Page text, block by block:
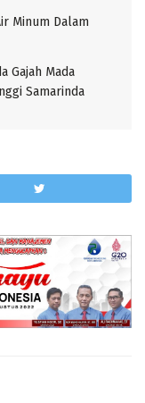
Minum Dalam
Gajah Mada
Samarinda